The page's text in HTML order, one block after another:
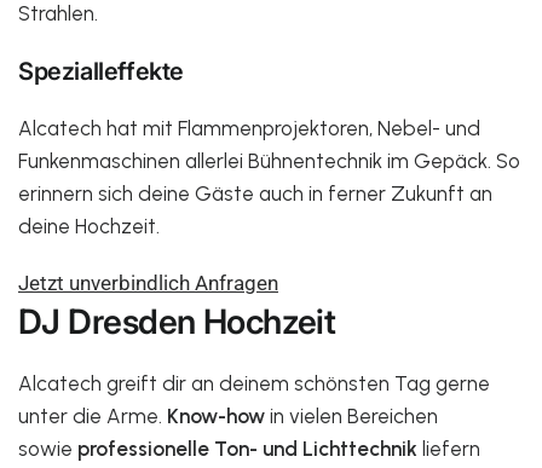
Strahlen.
Spezialleffekte
Alcatech hat mit Flammenprojektoren, Nebel- und
Funkenmaschinen allerlei Bühnentechnik im Gepäck. So
erinnern sich deine Gäste auch in ferner Zukunft an
deine Hochzeit.
Jetzt unverbindlich Anfragen
DJ Dresden Hochzeit
Alcatech greift dir an deinem schönsten Tag gerne
unter die Arme. Know-how in vielen Bereichen
sowie professionelle Ton- und Lichttechnik liefern